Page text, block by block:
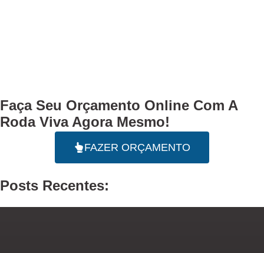
Faça Seu Orçamento Online Com A
Roda Viva Agora Mesmo!
FAZER ORÇAMENTO
Posts Recentes: